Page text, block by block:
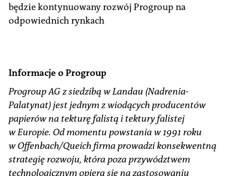
będzie kontynuowany rozwój Progroup na
odpowiednich rynkach
Informacje o Progroup
Progroup AG z siedzibą w Landau (Nadrenia-
Palatynat) jest jednym z wiodących producentów
papierów na tekturę falistą i tektury falistej
w Europie. Od momentu powstania w 1991 roku
w Offenbach/Queich firma prowadzi konsekwentną
strategię rozwoju, która poza przywództwem
technologicznym opiera się na zastosowaniu